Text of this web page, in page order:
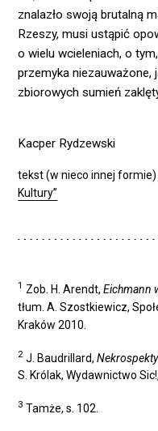
znalazło swoją brutalną
Rzeszy, musi ustąpić
o wielu wcieleniach, o
przemyka
zbiorowych sumień
Kacper Rydzewski
tekst (w nieco innej
Kultury”
1 Zob. H. Arendt,Eichmann
tłum. A. Szostkiewicz,
Kraków 2010.
2 J. Baudrillard,
S. Królak, Wydawnictwo
3 Tamże, s. 102.